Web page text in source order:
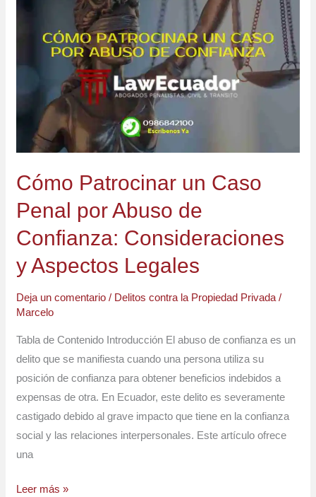
Cómo Patrocinar un Caso
Penal por Abuso de
Confianza: Consideraciones
y Aspectos Legales
Deja un comentario / Delitos contra la Propiedad Privada /
Marcelo
Tabla de Contenido Introducción El abuso de confianza es un
delito que se manifiesta cuando una persona utiliza su
posición de confianza para obtener beneficios indebidos a
expensas de otra. En Ecuador, este delito es severamente
castigado debido al grave impacto que tiene en la confianza
social y las relaciones interpersonales. Este artículo ofrece
una
Abuso
Confianza:
Consideraciones
Aspectos
Legales
Leer más »